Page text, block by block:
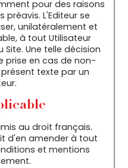
pour des raisons
préavis. L'Editeur se
unilatéralement et
à tout Utilisateur
Une telle décision
prise en cas de non-
texte par un
au droit français.
d'en amender à tout
et mentions